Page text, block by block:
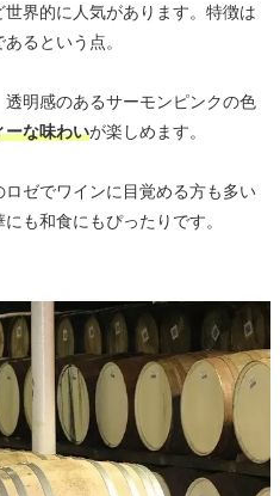
界的に人気があります。特徴は
あるという点。
明感のあるサーモンピンクの色
ーな味わいが楽しめます。
ゼでワインに目覚める方も多い
も和食にもぴったりです。